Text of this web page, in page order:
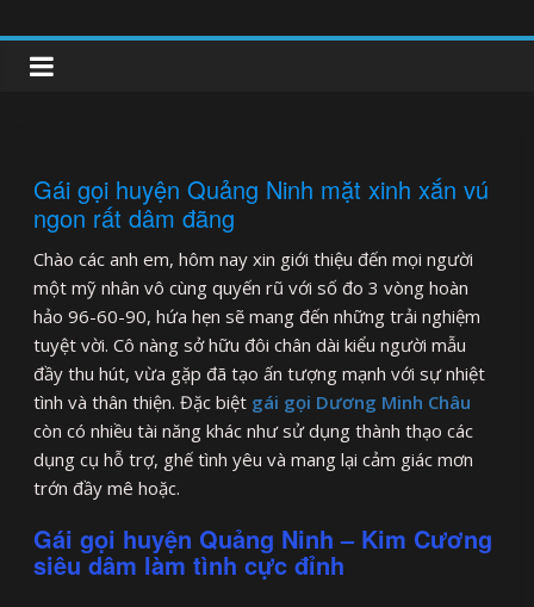
to
content
clipnonglive.com
Gái gọi huyện Quảng Ninh mặt xinh xắn vú
ngon rất dâm đãng
Chào các anh em, hôm nay xin giới thiệu đến mọi người
một mỹ nhân vô cùng quyến rũ với số đo 3 vòng hoàn
hảo 96-60-90, hứa hẹn sẽ mang đến những trải nghiệm
tuyệt vời. Cô nàng sở hữu đôi chân dài kiểu người mẫu
đầy thu hút, vừa gặp đã tạo ấn tượng mạnh với sự nhiệt
tình và thân thiện. Đặc biệt gái gọi Dương Minh Châu
còn có nhiều tài năng khác như sử dụng thành thạo các
dụng cụ hỗ trợ, ghế tình yêu và mang lại cảm giác mơn
trớn đầy mê hoặc.
Gái gọi huyện Quảng Ninh – Kim Cương
siêu dâm làm tình cực đỉnh